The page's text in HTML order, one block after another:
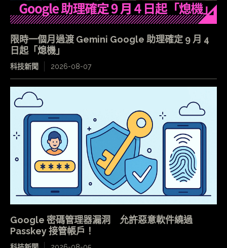
限時一個月過渡 Gemini Google 助理確定 9 月 4
日起「熄機」
科技新聞 2026-08-07
Google 密碼管理器漏洞 允許惡意軟件繞過
Passkey 接管帳戶！